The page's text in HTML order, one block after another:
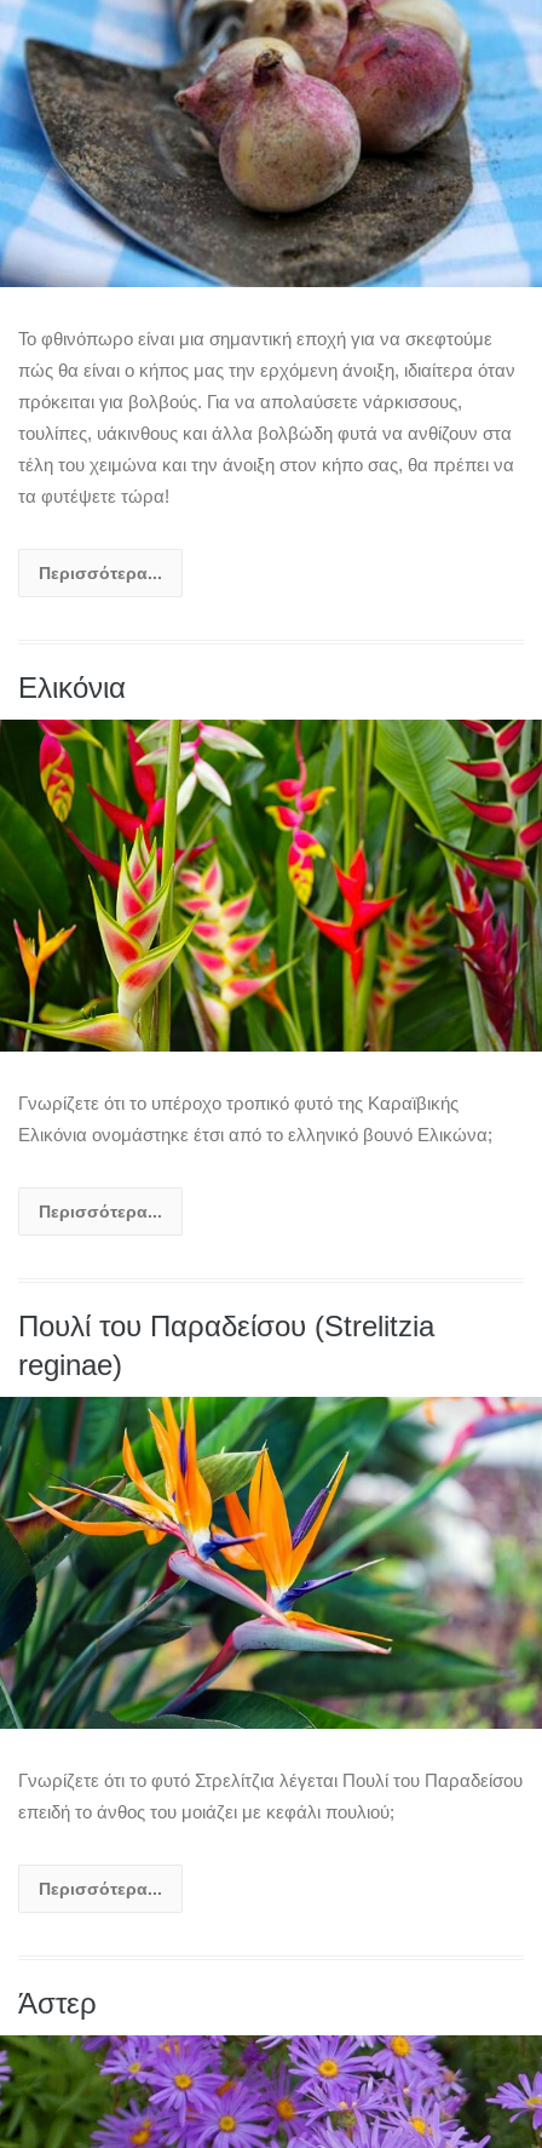
Το φθινόπωρο είναι μια σημαντική εποχή για να σκεφτούμε
πώς θα είναι ο κήπος μας την ερχόμενη άνοιξη, ιδιαίτερα όταν
πρόκειται για βολβούς. Για να απολαύσετε νάρκισσους,
τουλίπες, υάκινθους και άλλα βολβώδη φυτά να ανθίζουν στα
τέλη του χειμώνα και την άνοιξη στον κήπο σας, θα πρέπει να
τα φυτέψετε τώρα!
Περισσότερα...
Ελικόνια
Γνωρίζετε ότι το υπέροχο τροπικό φυτό της Καραϊβικής
Ελικόνια ονομάστηκε έτσι από το ελληνικό βουνό Ελικώνα;
Περισσότερα...
Πουλί του Παραδείσου (Strelitzia
reginae)
Γνωρίζετε ότι το φυτό Στρελίτζια λέγεται Πουλί του Παραδείσου
επειδή το άνθος του μοιάζει με κεφάλι πουλιού;
Περισσότερα...
Άστερ